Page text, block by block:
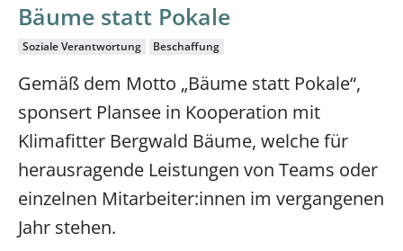
Bäume statt Pokale
Soziale Verantwortung Beschaffung
Gemäß dem Motto „Bäume statt Pokale“,
sponsert Plansee in Kooperation mit
Klimafitter Bergwald Bäume, welche für
herausragende Leistungen von Teams oder
einzelnen Mitarbeiter:innen im vergangenen
Jahr stehen.